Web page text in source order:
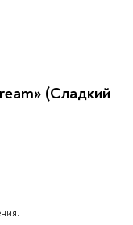
(Сладкий